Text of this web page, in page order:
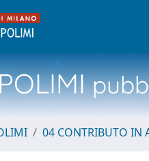
04 CONTRIBUTO IN